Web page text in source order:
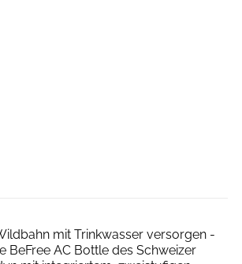
mit Trinkwasser versorgen -
BeFree AC Bottle des Schweizer